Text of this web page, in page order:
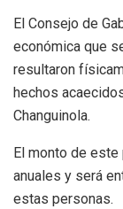
El Consejo de
económica que
resultaron
hechos
Changuinola.
El monto de
anuales y será
estas personas.